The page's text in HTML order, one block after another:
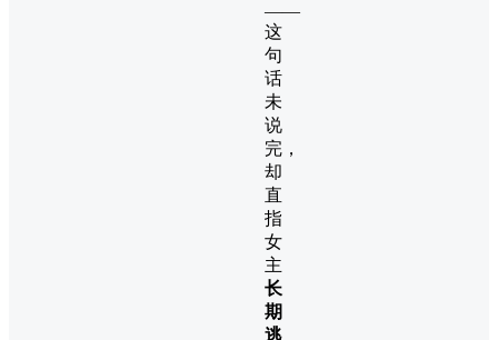
——
这
句
话
未
说
完，
却
直
指
女
主
长
期
逃